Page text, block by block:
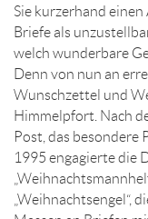
Sie kurzerhand
Briefe als
welch wunderbare
Denn von nun an
Wunschzettel und
Himmelpfort. Nach
Post, das besondere
1995 engagierte die
„Weihnachtsengel“,